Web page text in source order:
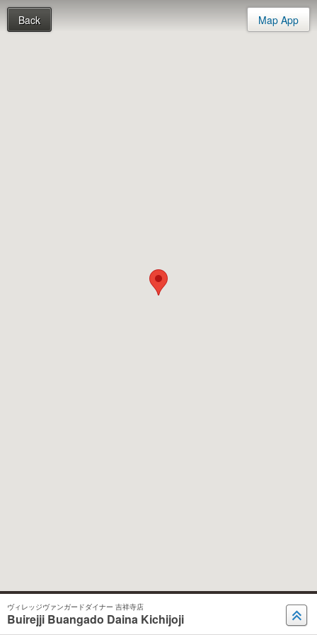
Back Map App
ヴィレッジヴァンガードダイナー 吉祥寺店
Buirejji Buangado Daina Kichijoji